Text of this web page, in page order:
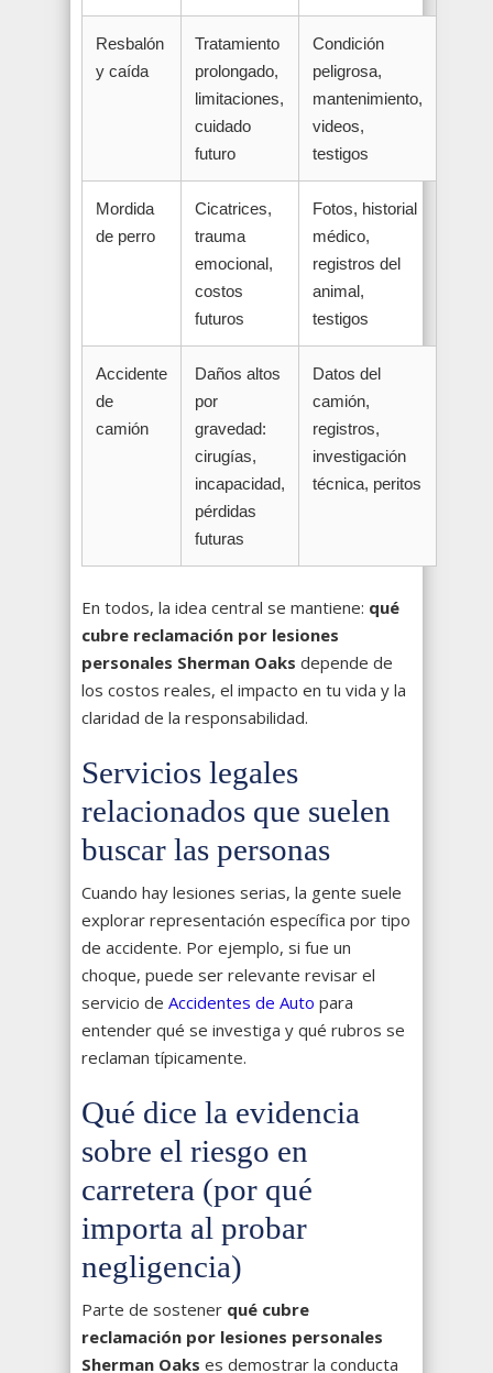
Resbalón
y caída
Tratamiento
prolongado,
limitaciones,
cuidado
futuro
Condición
peligrosa,
mantenimiento,
videos,
testigos
Mordida
de perro
Cicatrices,
trauma
emocional,
costos
futuros
Fotos, historial
médico,
registros del
animal,
testigos
Accidente
de
camión
Daños altos
por
gravedad:
cirugías,
incapacidad,
pérdidas
futuras
Datos del
camión,
registros,
investigación
técnica, peritos
En todos, la idea central se mantiene: qué
cubre reclamación por lesiones
personales Sherman Oaks depende de
los costos reales, el impacto en tu vida y la
claridad de la responsabilidad.
Servicios legales
relacionados que suelen
buscar las personas
Cuando hay lesiones serias, la gente suele
explorar representación específica por tipo
de accidente. Por ejemplo, si fue un
choque, puede ser relevante revisar el
servicio de Accidentes de Auto para
entender qué se investiga y qué rubros se
reclaman típicamente.
Qué dice la evidencia
sobre el riesgo en
carretera (por qué
importa al probar
negligencia)
Parte de sostener qué cubre
reclamación por lesiones personales
Sherman Oaks es demostrar la conducta